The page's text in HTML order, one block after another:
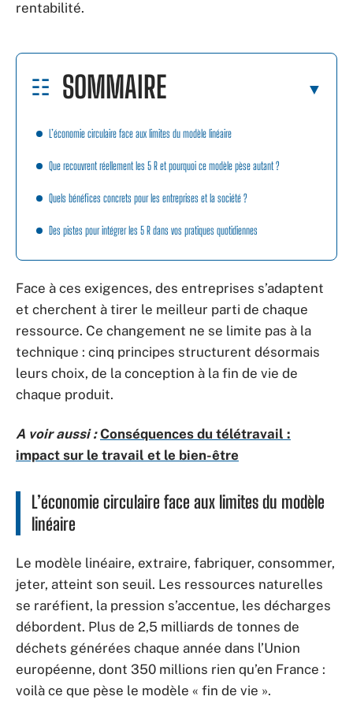
rentabilité.
SOMMAIRE
L’économie circulaire face aux limites du modèle linéaire
Que recouvrent réellement les 5 R et pourquoi ce modèle pèse autant ?
Quels bénéfices concrets pour les entreprises et la société ?
Des pistes pour intégrer les 5 R dans vos pratiques quotidiennes
Face à ces exigences, des entreprises s’adaptent
et cherchent à tirer le meilleur parti de chaque
ressource. Ce changement ne se limite pas à la
technique : cinq principes structurent désormais
leurs choix, de la conception à la fin de vie de
chaque produit.
A voir aussi : Conséquences du télétravail :
impact sur le travail et le bien-être
L’économie circulaire face aux limites du modèle
linéaire
Le modèle linéaire, extraire, fabriquer, consommer,
jeter, atteint son seuil. Les ressources naturelles
se raréfient, la pression s’accentue, les décharges
débordent. Plus de 2,5 milliards de tonnes de
déchets générées chaque année dans l’Union
européenne, dont 350 millions rien qu’en France :
voilà ce que pèse le modèle « fin de vie ».